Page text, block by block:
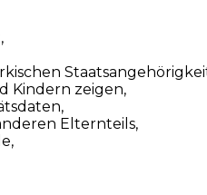
Kindern zeigen,
Elternteils,